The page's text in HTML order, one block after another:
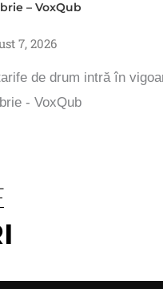
– VoxQub
7, 2026
de drum intră în
- VoxQub